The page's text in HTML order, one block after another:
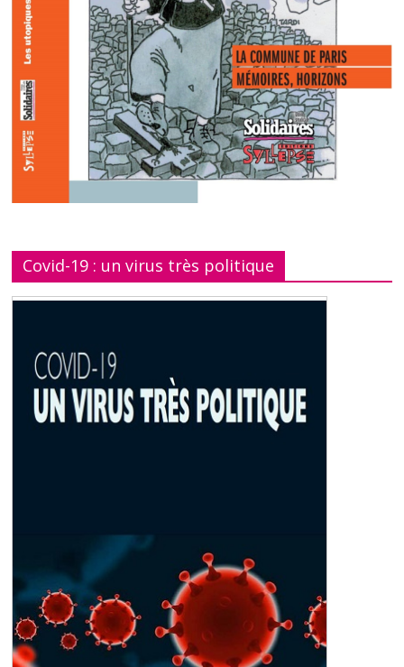
Covid-19 : un virus très politique